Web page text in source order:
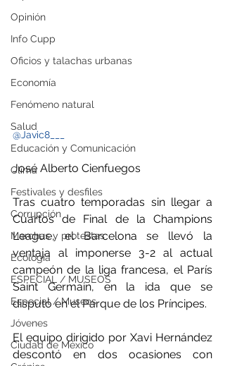
Opinión
Info Cupp
Oficios y talachas urbanas
Economía
Fenómeno natural
Salud
Educación y Comunicación
Clima
Festivales y desfiles
Corrupción
Marchas y protestas
Ecología
ESPECIAL / MUSEOS
Especial / Museos
Jóvenes
Ciudad de México
@Javic8___
José Alberto Cienfuegos
Tras cuatro temporadas sin llegar a
Cuartos de Final de la Champions
League, el Barcelona se llevó la
ventaja al imponerse 3-2 al actual
campeón de la liga francesa, el París
Saint Germain, en la ida que se
disputó en el Parque de los Príncipes.
El equipo dirigido por Xavi Hernández
descontó en dos ocasiones con